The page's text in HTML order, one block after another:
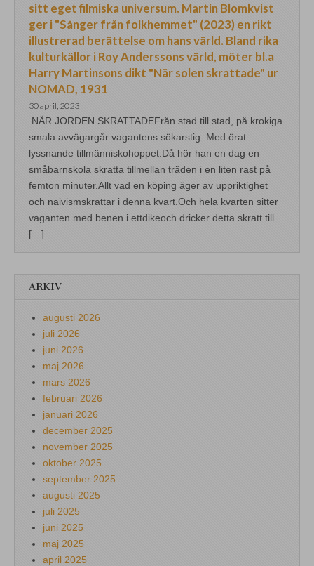
sitt eget filmiska universum. Martin Blomkvist
ger i "Sånger från folkhemmet" (2023) en rikt
illustrerad berättelse om hans värld. Bland rika
kulturkällor i Roy Anderssons värld, möter bl.a
Harry Martinsons dikt "När solen skrattade" ur
NOMAD, 1931
30 april, 2023
NÄR JORDEN SKRATTADEFrån stad till stad, på krokiga
smala avvägargår vagantens sökarstig. Med örat
lyssnande tillmänniskohoppet.Då hör han en dag en
småbarnskola skratta tillmellan träden i en liten rast på
femton minuter.Allt vad en köping äger av uppriktighet
och naivismskrattar i denna kvart.Och hela kvarten sitter
vaganten med benen i ettdikeoch dricker detta skratt till
[…]
ARKIV
augusti 2026
juli 2026
juni 2026
maj 2026
mars 2026
februari 2026
januari 2026
december 2025
november 2025
oktober 2025
september 2025
augusti 2025
juli 2025
juni 2025
maj 2025
april 2025